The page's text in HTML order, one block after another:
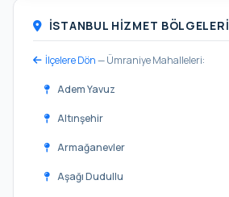
İSTANBUL HIZMET BÖLGELERI
İlçelere Dön— Ümraniye Mahalleleri:
Adem Yavuz
Altınşehir
Armağanevler
Aşağı Dudullu